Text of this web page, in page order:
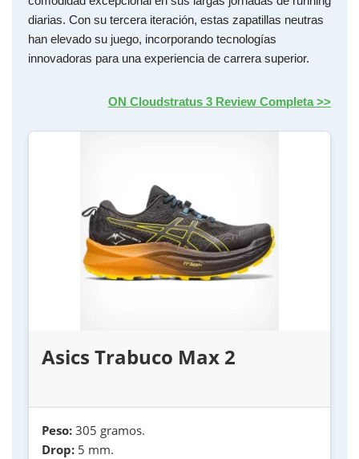
diarias. Con su tercera iteración, estas zapatillas neutras
han elevado su juego, incorporando tecnologías
innovadoras para una experiencia de carrera superior.
ON Cloudstratus 3 Review Completa >>
Asics Trabuco Max 2
Peso: 305 gramos.
Drop: 5 mm.